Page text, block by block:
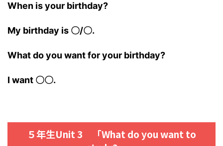
When is your birthday?
My birthday is 〇/〇.
What do you want for your birthday?
I want 〇〇.
５年生Unit 3 「What do you want to